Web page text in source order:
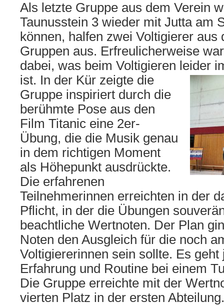
Als letzte Gruppe aus dem Verein
Taunusstein 3 wieder mit Jutta am
können, halfen zwei Voltigierer aus
Gruppen aus. Erfreulicherweise
dabei, was beim Voltigieren leider
ist. In der Kür zeigte die
Gruppe inspiriert durch die
berühmte Pose aus den
Film Titanic eine 2er-
Übung, die die Musik genau
in dem richtigen Moment
als Höhepunkt ausdrückte.
Die erfahrenen
Teilnehmerinnen erreichten in der
Pflicht, in der die Übungen
beachtliche Wertnoten. Der Plan
Noten den Ausgleich für die noch
Voltigiererinnen sein sollte. Es geht
Erfahrung und Routine bei einem
Die Gruppe erreichte mit der
vierten Platz in der ersten